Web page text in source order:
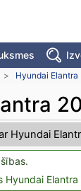
> Hyundai Elantra
Hyundai
Hyundai